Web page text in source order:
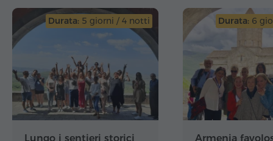
Durata: 5 giorni / 4 notti
Lungo i sentieri storici
Durata: 6
Armenia